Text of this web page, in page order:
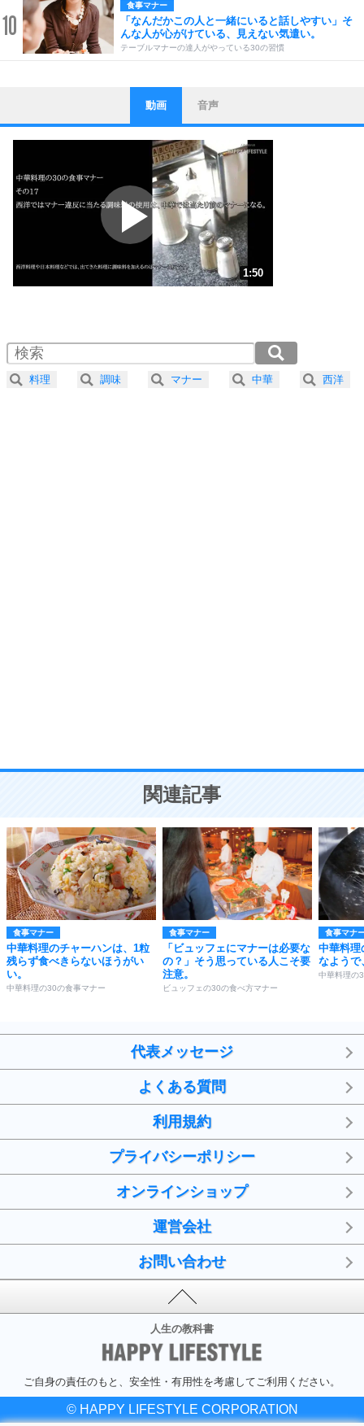
10
食事マナー
「なんだかこの人と一緒にいると話しやすい」そ
んな人が心がけている、見えない気遣い。
テーブルマナーの達人がやっている30の習慣
1
ストレス対策
他人と比べない。
いっそのこと、他人を見ない。
いらいらしない人になる30の方法
プラス思考
ポジティブになれない原因は、行動しないから。
ポジティブ思考になる30の方法
ストレス対策
人生、なんとかなるもの。
気楽に生きる30の方法
4 器の大きい人は、怒りを優しさで表現する。
プラス思考
ことが大切。
動画 音声
1:50
2.0倍速 （216KB 55秒）
2.5倍速 （173KB 44秒）
3.0倍速 （144KB 36秒）
料理 調味 マナー 中華 西洋
関連記事
食事マナー
中華料理のチャーハンは、1粒
残らず食べきらないほうがい
い。
中華料理の30の食事マナー
食事マナー
「ビュッフェにマナーは必要な
の？」そう思っている人こそ要
注意。
ビュッフェの30の食べ方マナー
食事マナ
中華料理
なようで
中華料理の
代表メッセージ
よくある質問
利用規約
プライバシーポリシー
オンラインショップ
運営会社
お問い合わせ
人生の教科書
ご自身の責任のもと、安全性・有用性を考慮してご利用ください。
© HAPPY LIFESTYLE CORPORATION